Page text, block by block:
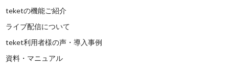
teketの機能ご紹介
ライブ配信について
teket利用者様の声・導入事例
資料・マニュアル